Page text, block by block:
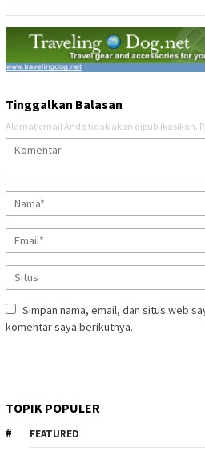
Tinggalkan Balasan
Alamat email Anda tidak akan dipublikasikan.
Simpan nama, email, dan situs web
komentar saya berikutnya.
TOPIK POPULER
FEATURED